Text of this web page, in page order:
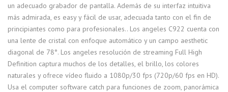
un adecuado grabador de pantalla. Además de su interfaz intuitiva
más admirada, es easy y fácil de usar, adecuada tanto con el fin de
principiantes como para profesionales.. Los angeles C922 cuenta con
una lente de cristal con enfoque automático y un campo aesthetic
diagonal de 78°. Los angeles resolución de streaming Full High
Definition captura muchos de los detalles, el brillo, los colores
naturales y ofrece vídeo fluido a 1080p/30 fps (720p/60 fps en HD).
Usa el computer software catch para funciones de zoom, panorámica